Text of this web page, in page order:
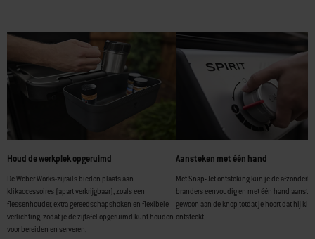
Houd de werkplek opgeruimd
De Weber Works-zijrails bieden plaats aan
klikaccessoires (apart verkrijgbaar), zoals een
flessenhouder, extra gereedschapshaken en flexibele
verlichting, zodat je de zijtafel opgeruimd kunt houden
voor bereiden en serveren.
Aansteken met één hand
Met Snap-Jet ontsteking kun je de
branders eenvoudig en met één hand
gewoon aan de knop totdat je hoort dat hij
ontsteekt.